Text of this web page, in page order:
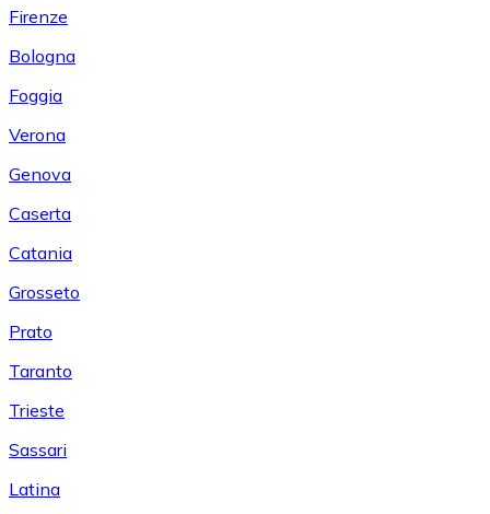
Firenze
Bologna
Foggia
Verona
Genova
Caserta
Catania
Grosseto
Prato
Taranto
Trieste
Sassari
Latina